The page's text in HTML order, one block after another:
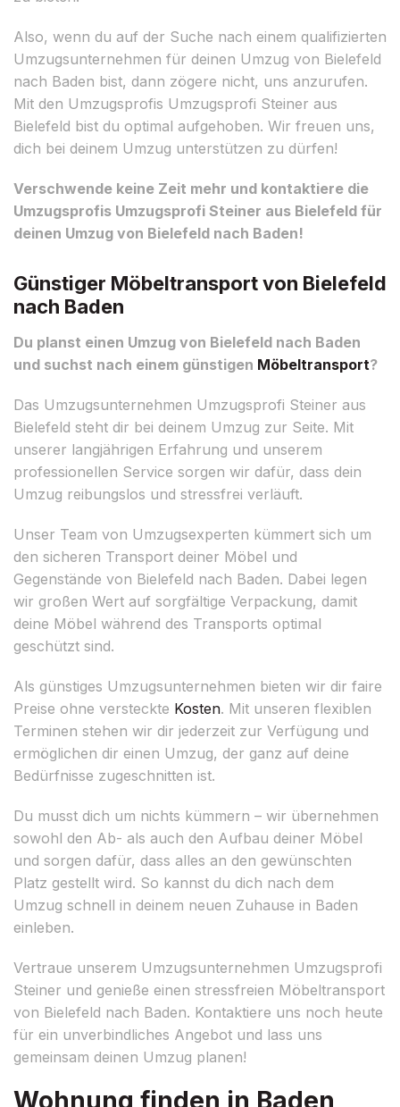
Also, wenn du auf der Suche nach einem qualifizierten
Umzugsunternehmen für deinen Umzug von Bielefeld
nach Baden bist, dann zögere nicht, uns anzurufen.
Mit den Umzugsprofis Umzugsprofi Steiner aus
Bielefeld bist du optimal aufgehoben. Wir freuen uns,
dich bei deinem Umzug unterstützen zu dürfen!
Verschwende keine Zeit mehr und kontaktiere die
Umzugsprofis Umzugsprofi Steiner aus Bielefeld für
deinen Umzug von Bielefeld nach Baden!
Günstiger Möbeltransport von Bielefeld
nach Baden
Du planst einen Umzug von Bielefeld nach Baden
und suchst nach einem günstigen Möbeltransport?
Das Umzugsunternehmen Umzugsprofi Steiner aus
Bielefeld steht dir bei deinem Umzug zur Seite. Mit
unserer langjährigen Erfahrung und unserem
professionellen Service sorgen wir dafür, dass dein
Umzug reibungslos und stressfrei verläuft.
Unser Team von Umzugsexperten kümmert sich um
den sicheren Transport deiner Möbel und
Gegenstände von Bielefeld nach Baden. Dabei legen
wir großen Wert auf sorgfältige Verpackung, damit
deine Möbel während des Transports optimal
geschützt sind.
Als günstiges Umzugsunternehmen bieten wir dir faire
Preise ohne versteckte Kosten. Mit unseren flexiblen
Terminen stehen wir dir jederzeit zur Verfügung und
ermöglichen dir einen Umzug, der ganz auf deine
Bedürfnisse zugeschnitten ist.
Du musst dich um nichts kümmern – wir übernehmen
sowohl den Ab- als auch den Aufbau deiner Möbel
und sorgen dafür, dass alles an den gewünschten
Platz gestellt wird. So kannst du dich nach dem
Umzug schnell in deinem neuen Zuhause in Baden
einleben.
Vertraue unserem Umzugsunternehmen Umzugsprofi
Steiner und genieße einen stressfreien Möbeltransport
von Bielefeld nach Baden. Kontaktiere uns noch heute
für ein unverbindliches Angebot und lass uns
gemeinsam deinen Umzug planen!
Wohnung finden in Baden